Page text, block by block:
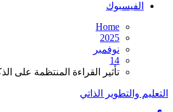
الفيسبوك
Home
2025
نوفمبر
14
تأثير القراءة المنتظمة على
التعليم والتطوير الذاتي